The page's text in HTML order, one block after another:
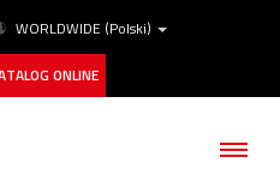
WORLDWIDE (Polski)
ONLINE